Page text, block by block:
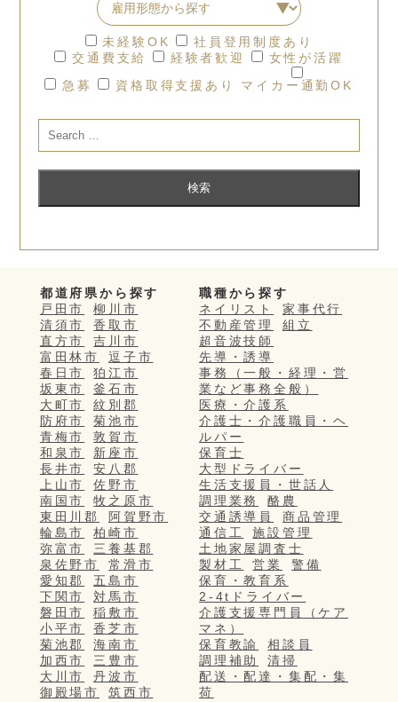
未経験OK
社員登用制度あり
交通費支給
経験者歓迎
女性が活躍
急募
資格取得支援あり マイカー通勤OK
都道府県から探す
戸田市
柳川市
清須市
香取市
直方市
吉川市
富田林市
逗子市
春日市
狛江市
坂東市
釜石市
大町市
紋別郡
防府市
菊池市
青梅市
敦賀市
和泉市
新座市
長井市
安八郡
上山市
佐野市
南国市
牧之原市
東田川郡
阿賀野市
輪島市
柏崎市
弥富市
三養基郡
泉佐野市
常滑市
愛知郡
五島市
下関市
対馬市
磐田市
稲敷市
小平市
香芝市
菊池郡
海南市
加西市
三豊市
大川市
丹波市
御殿場市
筑西市
職種から探す
ネイリスト
家事代行
不動産管理
組立
超音波技師
先導・誘導
事務（一般・経理・営
業など事務全般）
医療・介護系
介護士・介護職員・ヘ
ルパー
保育士
大型ドライバー
生活支援員・世話人
調理業務
酪農
交通誘導員
商品管理
通信工
施設管理
土地家屋調査士
製材工
営業
警備
保育・教育系
2-4tドライバー
介護支援専門員（ケア
マネ）
保育教諭
相談員
調理補助
清掃
配送・配達・集配・集
荷